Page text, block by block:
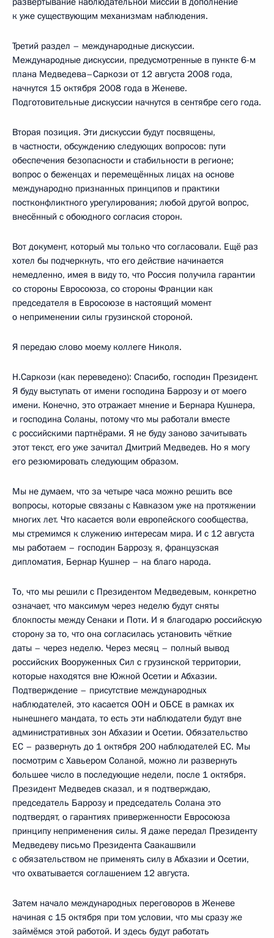
к уже существующим механизмам наблюдения.
Третий раздел – международные дискуссии.
Международные дискуссии, предусмотренные в пункте 6-м
плана Медведева–Саркози от 12 августа 2008 года,
начнутся 15 октября 2008 года в Женеве.
Подготовительные дискуссии начнутся в сентябре сего года.
Вторая позиция. Эти дискуссии будут посвящены,
в частности, обсуждению следующих вопросов: пути
обеспечения безопасности и стабильности в регионе;
вопрос о беженцах и перемещённых лицах на основе
международно признанных принципов и практики
постконфликтного урегулирования; любой другой вопрос,
внесённый с обоюдного согласия сторон.
Вот документ, который мы только что согласовали. Ещё раз
хотел бы подчеркнуть, что его действие начинается
немедленно, имея в виду то, что Россия получила гарантии
со стороны Евросоюза, со стороны Франции как
председателя в Евросоюзе в настоящий момент
о неприменении силы грузинской стороной.
Я передаю слово моему коллеге Николя.
Н.Саркози (как переведено): Спасибо, господин Президент.
Я буду выступать от имени господина Баррозу и от моего
имени. Конечно, это отражает мнение и Бернара Кушнера,
и господина Соланы, потому что мы работали вместе
с российскими партнёрами. Я не буду заново зачитывать
этот текст, его уже зачитал Дмитрий Медведев. Но я могу
его резюмировать следующим образом.
Мы не думаем, что за четыре часа можно решить все
вопросы, которые связаны с Кавказом уже на протяжении
многих лет. Что касается воли европейского сообщества,
мы стремимся к служению интересам мира. И с 12 августа
мы работаем – господин Баррозу, я, французская
дипломатия, Бернар Кушнер – на благо народа.
То, что мы решили с Президентом Медведевым, конкретно
означает, что максимум через неделю будут сняты
блокпосты между Сенаки и Поти. И я благодарю российскую
сторону за то, что она согласилась установить чёткие
даты – через неделю. Через месяц – полный вывод
российских Вооруженных Сил с грузинской территории,
которые находятся вне Южной Осетии и Абхазии.
Подтверждение – присутствие международных
наблюдателей, это касается ООН и ОБСЕ в рамках их
нынешнего мандата, то есть эти наблюдатели будут вне
административных зон Абхазии и Осетии. Обязательство
ЕС – развернуть до 1 октября 200 наблюдателей ЕС. Мы
посмотрим с Хавьером Соланой, можно ли развернуть
большее число в последующие недели, после 1 октября.
Президент Медведев сказал, и я подтверждаю,
председатель Баррозу и председатель Солана это
подтвердят, о гарантиях приверженности Евросоюза
принципу неприменения силы. Я даже передал Президенту
Медведеву письмо Президента Саакашвили
с обязательством не применять силу в Абхазии и Осетии,
что охватывается соглашением 12 августа.
Затем начало международных переговоров в Женеве
начиная с 15 октября при том условии, что мы сразу же
займёмся этой работой. И здесь будут работать